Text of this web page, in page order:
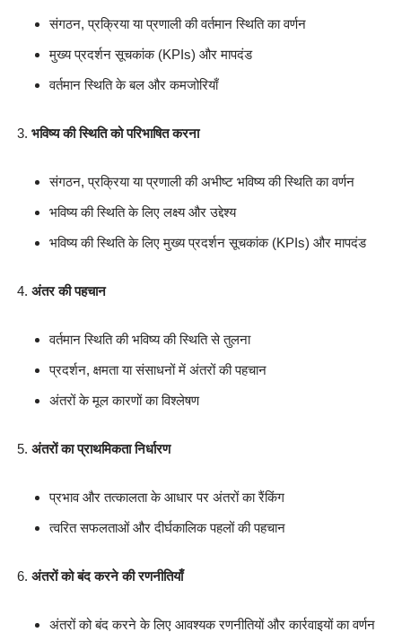
संगठन, प्रक्रिया या प्रणाली की वर्तमान स्थिति का वर्णन
मुख्य प्रदर्शन सूचकांक (KPIs) और मापदंड
वर्तमान स्थिति के बल और कमजोरियाँ
भविष्य की स्थिति को परिभाषित करना
संगठन, प्रक्रिया या प्रणाली की अभीष्ट भविष्य की स्थिति का वर्णन
भविष्य की स्थिति के लिए लक्ष्य और उद्देश्य
भविष्य की स्थिति के लिए मुख्य प्रदर्शन सूचकांक (KPIs) और मापदंड
अंतर की पहचान
वर्तमान स्थिति की भविष्य की स्थिति से तुलना
प्रदर्शन, क्षमता या संसाधनों में अंतरों की पहचान
अंतरों के मूल कारणों का विश्लेषण
अंतरों का प्राथमिकता निर्धारण
प्रभाव और तत्कालता के आधार पर अंतरों का रैंकिंग
त्वरित सफलताओं और दीर्घकालिक पहलों की पहचान
अंतरों को बंद करने की रणनीतियाँ
अंतरों को बंद करने के लिए आवश्यक रणनीतियों और कार्रवाइयों का वर्णन